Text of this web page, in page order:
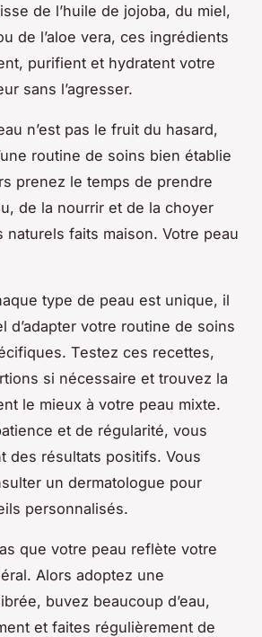
de l’huile de jojoba, du miel,
de l’aloe vera, ces ingrédients
purifient et hydratent votre
sans l’agresser.
n’est pas le fruit du hasard,
routine de soins bien établie
prenez le temps de prendre
de la nourrir et de la choyer
naturels faits maison. Votre peau
type de peau est unique, il
d’adapter votre routine de soins
Testez ces recettes,
si nécessaire et trouvez la
le mieux à votre peau mixte.
et de régularité, vous
des résultats positifs. Vous
un dermatologue pour
personnalisés.
que votre peau reflète votre
Alors adoptez une
buvez beaucoup d’eau,
et faites régulièrement de